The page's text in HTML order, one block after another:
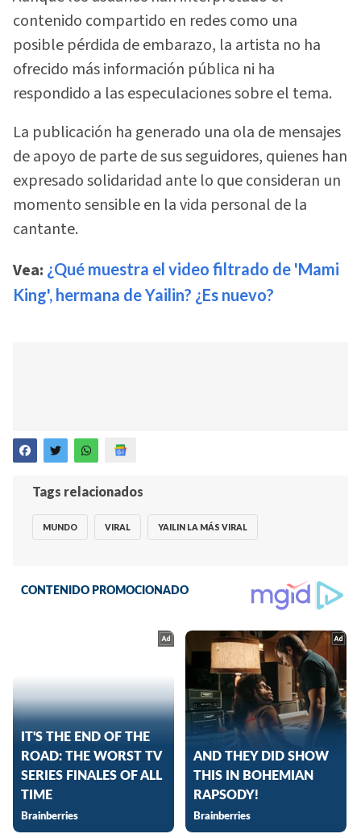
contenido compartido en redes como una
posible pérdida de embarazo, la artista no ha
ofrecido más información pública ni ha
respondido a las especulaciones sobre el tema.
La publicación ha generado una ola de mensajes
de apoyo de parte de sus seguidores, quienes han
expresado solidaridad ante lo que consideran un
momento sensible en la vida personal de la
cantante.
Vea: ¿Qué muestra el video filtrado de 'Mami
King', hermana de Yailin? ¿Es nuevo?
Tags relacionados
MUNDO VIRAL YAILIN LA MÁS VIRAL